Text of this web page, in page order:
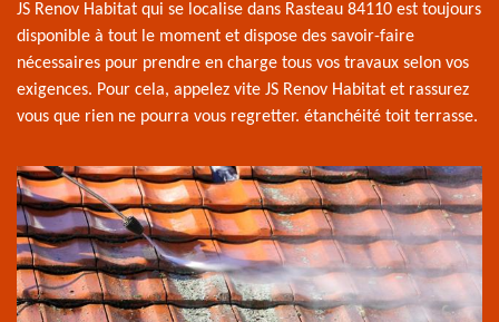
JS Renov Habitat qui se localise dans Rasteau 84110 est toujours
disponible à tout le moment et dispose des savoir-faire
nécessaires pour prendre en charge tous vos travaux selon vos
exigences. Pour cela, appelez vite JS Renov Habitat et rassurez
vous que rien ne pourra vous regretter. étanchéité toit terrasse.